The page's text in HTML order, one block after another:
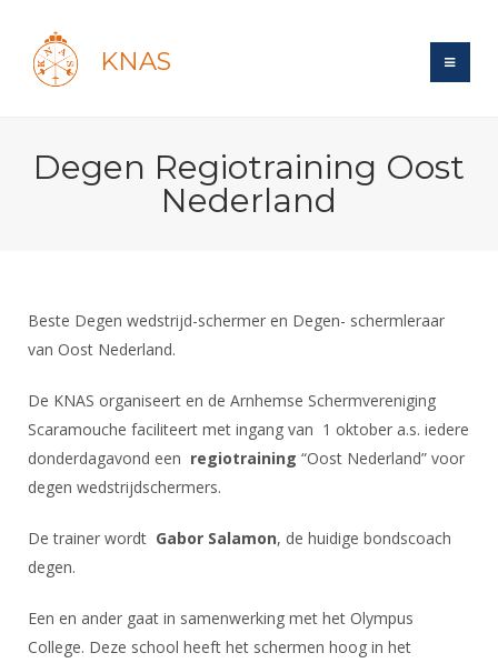
KNAS
Login
Forums
Gebruiksvoorwaarden
Historie
Bond
Tarieven
Ledencijfers
Sponsors en Partners
Ereleden
Recreatiesport
Lichtzwaardschermen
Wedstrijdsport
Ranglijsten
Inschrijven
Reglementen
Materiaal
Wat is topsport
Nieuws
NK's
Oranje
DBT
FBT
SBT
Talentontwikkeling
Informatie
Spreekbeurtpakket
Ouders en vereniging
Jeugdkampen
Brassardsysteem
Forums
Schermforum
Zoek Vereniging
Contact
Degen Regiotraining Oost
Nederland
Beste Degen wedstrijd-schermer en Degen- schermleraar
van Oost Nederland.
De KNAS organiseert en de Arnhemse Schermvereniging
Scaramouche faciliteert met ingang van 1 oktober a.s. iedere
donderdagavond een regiotraining “Oost Nederland” voor
degen wedstrijdschermers.
De trainer wordt Gabor Salamon, de huidige bondscoach
degen.
Een en ander gaat in samenwerking met het Olympus
College. Deze school heeft het schermen hoog in het